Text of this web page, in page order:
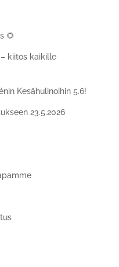
🌻
kiitos kaikille
Kesähulinoihin 5.6!
23.5.2026